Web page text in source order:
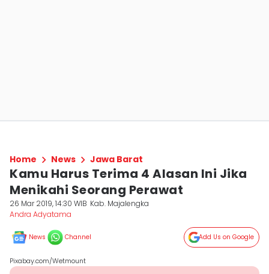
Home News Jawa Barat
Kamu Harus Terima 4 Alasan Ini Jika
Menikahi Seorang Perawat
26 Mar 2019, 14:30 WIB Kab. Majalengka
Andra Adyatama
News Channel Add Us on Google
Pixabay.com/Wetmount